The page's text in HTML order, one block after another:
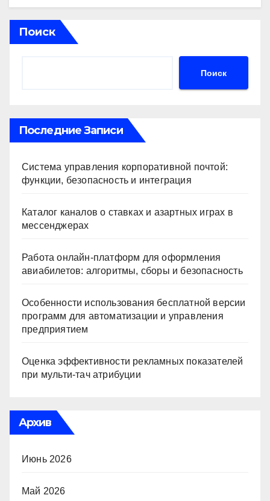
at
s
A
e
gr
a
er
n
р
ть
Поиск
Поиск
Последние Записи
Система управления корпоративной почтой:
функции, безопасность и интеграция
Каталог каналов о ставках и азартных играх в
мессенджерах
Работа онлайн‑платформ для оформления
авиабилетов: алгоритмы, сборы и безопасность
Особенности использования бесплатной версии
программ для автоматизации и управления
предприятием
Оценка эффективности рекламных показателей
при мульти-тач атрибуции
Архив
Июнь 2026
Май 2026